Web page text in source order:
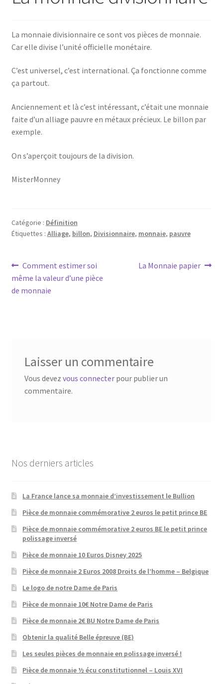
La monnaie divisionnaire ce sont vos pièces de monnaie.
Car elle divise l’unité officielle monétaire.
C’est universel, c’est international. Ça fonctionne comme
ça partout.
Anciennement et là c’est intéressant, c’était une monnaie
faite d’un alliage pauvre en métaux précieux. Le billon par
exemple.
On s’aperçoit toujours de la division.
MisterMonney
Catégorie : Définition
Étiquettes : Alliage, billon, Divisionnaire, monnaie, pauvre
Comment estimer soi
même la valeur d’une pièce
de monnaie
La Monnaie papier
Laisser un commentaire
Vous devez vous connecterpour publier un
commentaire.
Nos derniers articles
La France lance sa monnaie d’investissement le Bullion
Pièce de monnaie commémorative 2 euros le petit prince BE
Pièce de monnaie commémorative 2 euros BE le petit prince
polissage inversé
Pièce de monnaie 10 Euros Disney 2025
Pièce de monnaie 2 Euros 2008 Droits de l’homme – Belgique
Le logo de notre Dame de Paris
Pièce de monnaie 10€ Notre Dame de Paris
Pièce de monnaie 2€ BU Notre Dame de Paris
Obtenir la qualité Belle épreuve (BE)
Les seules pièces de monnaie en polissage inversé !
Pièce de monnaie ½ écu constitutionnel – Louis XVI